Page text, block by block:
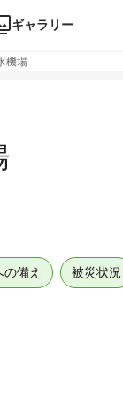
ギャラリー
機場
の備え 被災状況